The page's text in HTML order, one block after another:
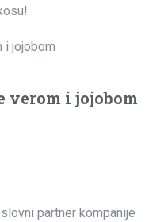
verom i jojobom
partner kompanije